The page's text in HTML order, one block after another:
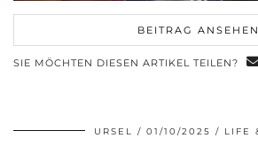
BEITRAG ANSEHEN
SIE MÖCHTEN DIESEN ARTIKEL TEILEN?
URSEL 01/10/2025 LIFE